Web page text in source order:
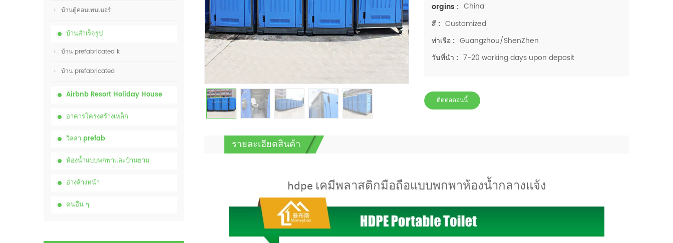
บ้านตู้คอนเทนเนอร์
บ้านสำเร็จรูป
บ้าน prefabricated k
บ้าน prefabricated
Airbnb Resort Holiday House
อาคารโครงสร้างเหล็ก
วิลล่า prefab
ห้องน้ำแบบพกพาและบ้านยาม
อ่างล้างหน้า
คนอื่น ๆ
orgins : China
สี : Customized
ท่าเรือ : Guangzhou/ShenZhen
วันที่นำ : 7-20 working days upon deposit
ติดต่อตอนนี้
รายละเอียดสินค้า
hdpe เคมีพลาสติกมือถือแบบพกพาห้องน้ำกลางแจ้ง